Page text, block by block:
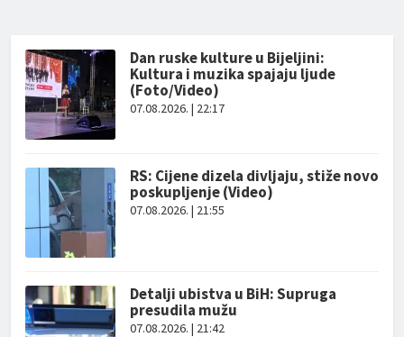
Dan ruske kulture u Bijeljini:
Kultura i muzika spajaju ljude
(Foto/Video)
07.08.2026. | 22:17
RS: Cijene dizela divljaju, stiže novo
poskupljenje (Video)
07.08.2026. | 21:55
Detalji ubistva u BiH: Supruga
presudila mužu
07.08.2026. | 21:42